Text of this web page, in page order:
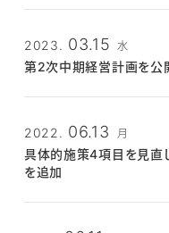
変更前
・キャッシュレス決済サ
・アプリマーケット強化
※EC関連企業のグループジョイ
つ「市場細分化戦略によるター
更いたしました。 「市場細分化
能性に関する事項
長期ビジョン・第2次
2025年4月期 第1四半期決算
変更前 53.5億
変更後 55.9億
長期ビジョン・第2次
能性に関する事項
2023. 03.15 水
第2次中期経営計画を公
能性に関する事項
長期ビジョン・第2次
2023年4月期 第3四半期決算
て解説しています。
2022. 06.13 月
具体的施策4項目を見直し
を追加